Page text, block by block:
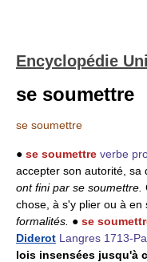
Encyclopédie
se soumettre
se soumettre
● se soumettre verbe
accepter son autorité, sa
ont fini par se soumettre.
chose, à s'y plier ou à en
formalités. ● se
Diderot Langres 1713-
lois insensées jusqu'à